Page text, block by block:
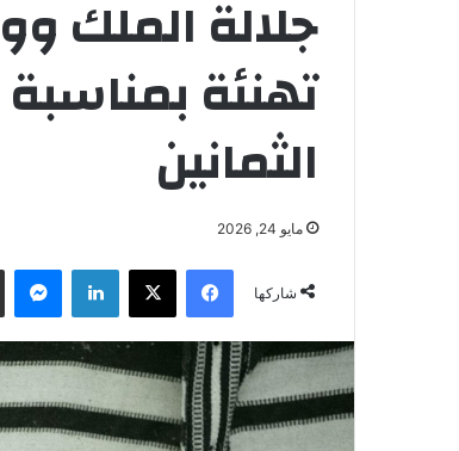
جلالة الملك
تهنئة
الثمانين
مايو 24, 2026
شاركها
فيسبوك لينكدإن